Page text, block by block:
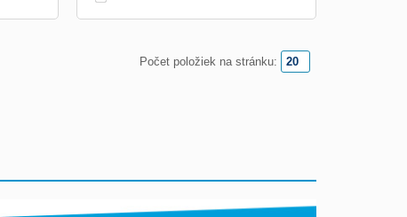
Počet položiek na stránku: